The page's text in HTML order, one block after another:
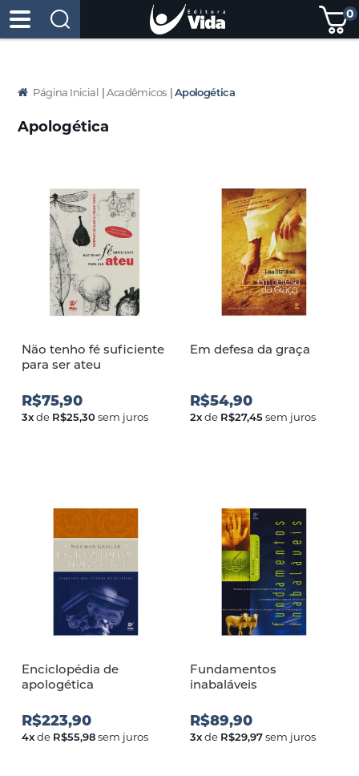
0
Página Inicial | Acadêmicos |Apologética
Apologética
Não tenho fé suficiente
para ser ateu
R$75,90
3xde R$25,30sem juros
Em defesa da graça
R$54,90
2xde R$27,45sem juros
Enciclopédia de
apologética
R$223,90
4xde R$55,98sem juros
Fundamentos
inabaláveis
R$89,90
3xde R$29,97sem juros